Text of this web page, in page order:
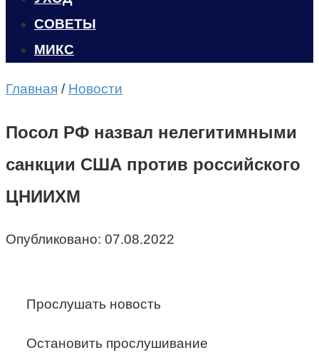
CОВЕТЫ
МИКС
Главная / Новости
Посол РФ назвал нелегитимными
санкции США против российского
ЦНИИХМ
Опубликовано: 07.08.2022
Прослушать новость
Остановить прослушивание